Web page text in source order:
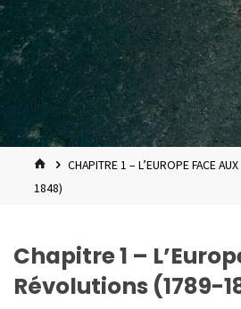
HOMECHAPITRE 1 – L’EUROPE FACE
1848)
Chapitre 1 –
Révolutions (1789-